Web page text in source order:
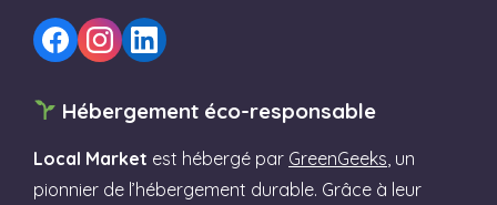
Hébergement éco-responsable
Local Market est hébergé par GreenGeeks , un
pionnier de l’hébergement durable. Grâce à leur